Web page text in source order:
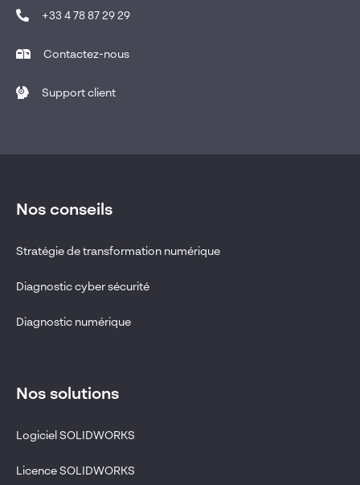
+33 4 78 87 29 29
Contactez-nous
Support client
Nos conseils
Stratégie de transformation numérique
Diagnostic cyber sécurité
Diagnostic numérique
Nos solutions
Logiciel SOLIDWORKS
Licence SOLIDWORKS